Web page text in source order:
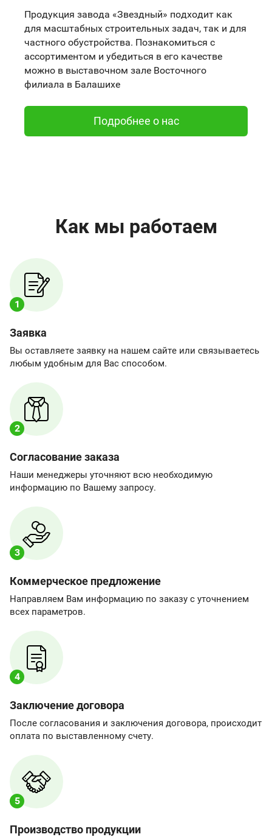
Продукция завода «Звездный» подходит как
для масштабных строительных задач, так и для
частного обустройства. Познакомиться с
ассортиментом и убедиться в его качестве
можно в выставочном зале Восточного
филиала в Балашихе
Подробнее о нас
Как мы работаем
1
Заявка
Вы оставляете заявку на нашем сайте или связываетесь
любым удобным для Вас способом.
2
Согласование заказа
Наши менеджеры уточняют всю необходимую
информацию по Вашему запросу.
3
Коммерческое предложение
Направляем Вам информацию по заказу с уточнением
всех параметров.
4
Заключение договора
После согласования и заключения договора, происходит
оплата по выставленному счету.
5
Производство продукции